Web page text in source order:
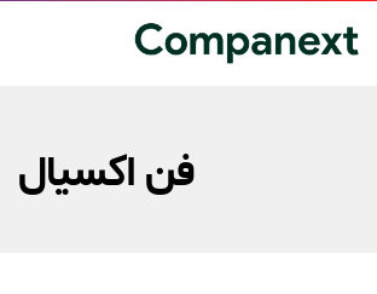
فن اکسیال